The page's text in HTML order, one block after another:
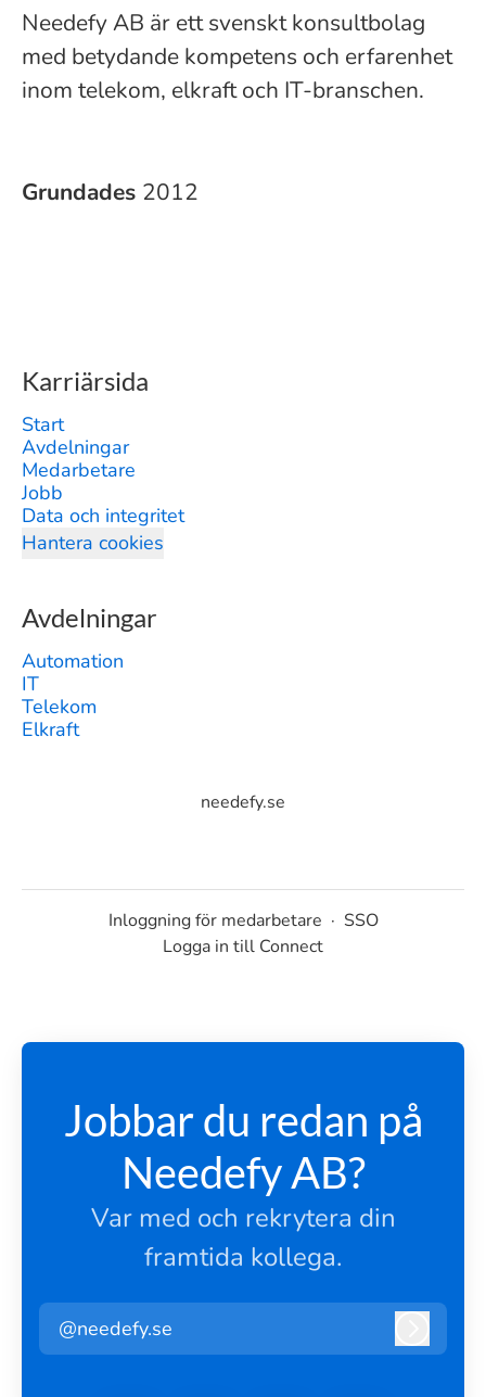
Needefy AB är ett svenskt konsultbolag
med betydande kompetens och erfarenhet
inom telekom, elkraft och IT-branschen.
Grundades 2012
Karriärsida
Start
Avdelningar
Medarbetare
Jobb
Data och integritet
Hantera cookies
Avdelningar
Automation
IT
Telekom
Elkraft
needefy.se
Inloggning för medarbetare · SSO
Logga in till Connect
Jobbar du redan på
Needefy AB?
Var med och rekrytera din
framtida kollega.
@needefy.se